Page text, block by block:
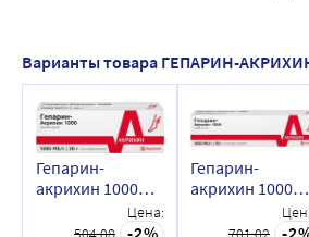
Варианты товара ГЕПАРИН-
Гепарин-
акрихин 1000
наружного
Цена:
Гепарин-
акрихин 1000
наружного